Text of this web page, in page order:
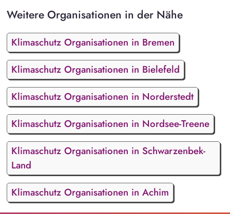
Weitere Organisationen in der Nähe
Klimaschutz Organisationen in Bremen
Klimaschutz Organisationen in Bielefeld
Klimaschutz Organisationen in Norderstedt
Klimaschutz Organisationen in Nordsee-Treene
Klimaschutz Organisationen in Schwarzenbek-
Land
Klimaschutz Organisationen in Achim